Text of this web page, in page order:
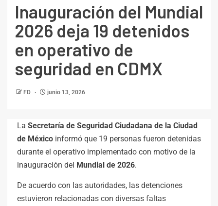
Inauguración del Mundial
2026 deja 19 detenidos
en operativo de
seguridad en CDMX
FD junio 13, 2026
La Secretaría de Seguridad Ciudadana de la Ciudad
de México informó que 19 personas fueron detenidas
durante el operativo implementado con motivo de la
inauguración del Mundial de 2026.
De acuerdo con las autoridades, las detenciones
estuvieron relacionadas con diversas faltas